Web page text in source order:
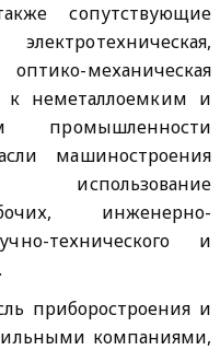
сопутствующие
механическая
к неметаллоемким и
промышленности
машиностроения
инженерно-
технического и
приборостроения и
компаниями,